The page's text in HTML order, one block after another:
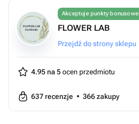
Akceptuje punkty bonusowe
FLOWER LAB
Przejdź do strony sklepu
4.95 na 5ocen przedmiotu
637 recenzje • 366zakupy